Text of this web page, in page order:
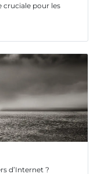
cruciale pour les
d’Internet ?